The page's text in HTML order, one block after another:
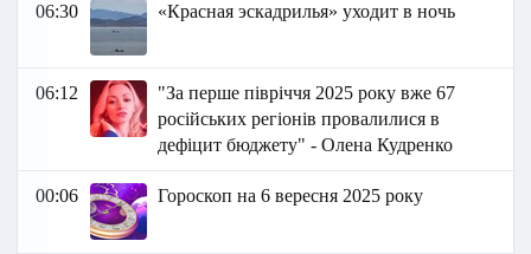
06:30 «Красная эскадрилья» уходит в ночь
06:12
"За перше півріччя 2025 року вже 67
російських регіонів провалилися в
дефіцит бюджету" - Олена Кудренко
00:06 Гороскоп на 6 вересня 2025 року